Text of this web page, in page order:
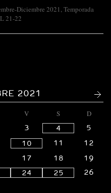
Diciembre 2021 , Temporada
21-22
2021
V S
D
3 4
5
10 11
12
17 18
19
24 25
26